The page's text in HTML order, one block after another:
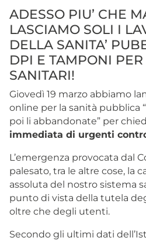
ADESSO PIU’ CHE
LASCIAMO SOLI I
DELLA SANITA’
DPI E TAMPONI
SANITARI!
Giovedì 19 marzo abbiamo
online per la sanità pubblica
poi li abbandonate” per
immediata di urgenti
L’emergenza provocata dal
palesato, tra le altre cose, la
assoluta del nostro sistema
punto di vista della tutela
oltre che degli utenti.
Secondo gli ultimi dati